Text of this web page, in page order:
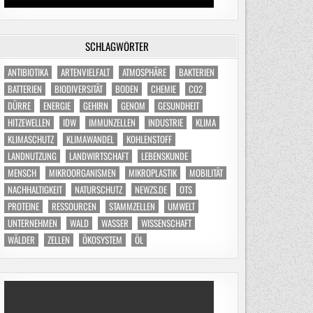
SCHLAGWÖRTER
ANTIBIOTIKA ARTENVIELFALT ATMOSPHÄRE
BAKTERIEN
BATTERIEN
BIODIVERSITÄT BODEN CHEMIE
CO2
DÜRRE
ENERGIE GEHIRN GENOM
GESUNDHEIT
HITZEWELLEN
IDW IMMUNZELLEN INDUSTRIE
KLIMA
KLIMASCHUTZ
KLIMAWANDEL
KOHLENSTOFF
LANDNUTZUNG
LANDWIRTSCHAFT
LEBENSKUNDE
MENSCH
MIKROORGANISMEN MIKROPLASTIK
MOBILITÄT
NACHHALTIGKEIT
NATURSCHUTZ NEWZS.DE
OTS
PROTEINE
RESSOURCEN STAMMZELLEN
UMWELT
UNTERNEHMEN
WALD WASSER
WISSENSCHAFT
WÄLDER
ZELLEN ÖKOSYSTEM ÖL